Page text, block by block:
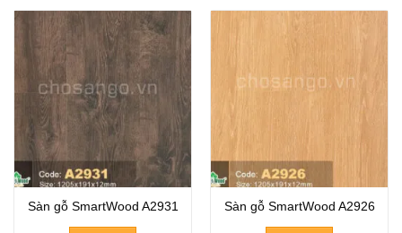
Sàn gỗ SmartWood A2931 Sàn gỗ SmartWood A2926